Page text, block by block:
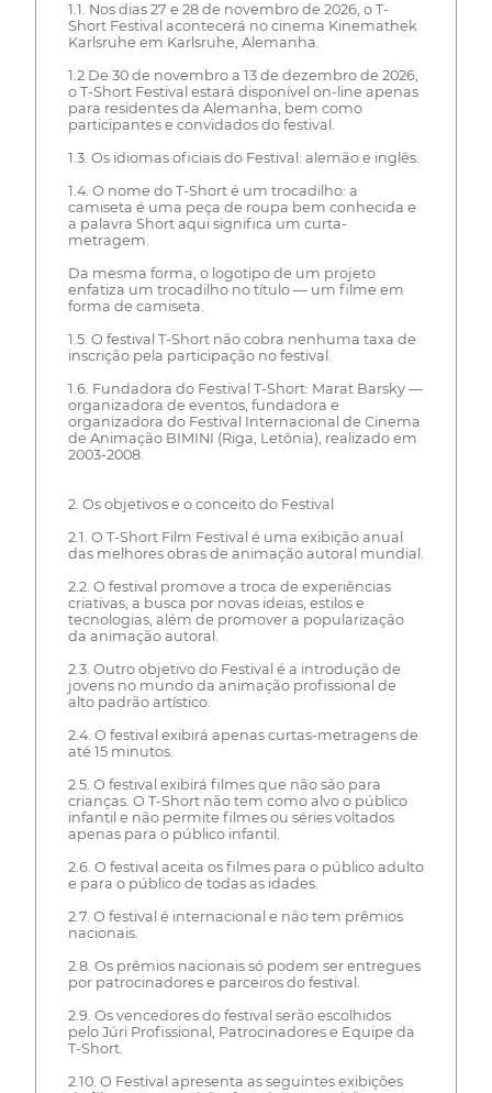
1.1. Nos dias 27 e 28 de novembro de 2026, o T-
Short Festival acontecerá no cinema Kinemathek
Karlsruhe em Karlsruhe, Alemanha.
1.2 De 30 de novembro a 13 de dezembro de 2026,
o T-Short Festival estará disponível on-line apenas
para residentes da Alemanha, bem como
participantes e convidados do festival.
1.3. Os idiomas oficiais do Festival: alemão e inglês.
1.4. O nome do T-Short é um trocadilho: a
camiseta é uma peça de roupa bem conhecida e
a palavra Short aqui significa um curta-
metragem.
Da mesma forma, o logotipo de um projeto
enfatiza um trocadilho no título — um filme em
forma de camiseta.
1.5. O festival T-Short não cobra nenhuma taxa de
inscrição pela participação no festival.
1.6. Fundadora do Festival T-Short: Marat Barsky —
organizadora de eventos, fundadora e
organizadora do Festival Internacional de Cinema
de Animação BIMINI (Riga, Letônia), realizado em
2003-2008.
2. Os objetivos e o conceito do Festival
2.1. O T-Short Film Festival é uma exibição anual
das melhores obras de animação autoral mundial.
2.2. O festival promove a troca de experiências
criativas, a busca por novas ideias, estilos e
tecnologias, além de promover a popularização
da animação autoral.
2.3. Outro objetivo do Festival é a introdução de
jovens no mundo da animação profissional de
alto padrão artístico.
2.4. O festival exibirá apenas curtas-metragens de
até 15 minutos.
2.5. O festival exibirá filmes que não são para
crianças. O T-Short não tem como alvo o público
infantil e não permite filmes ou séries voltados
apenas para o público infantil.
2.6. O festival aceita os filmes para o público adulto
e para o público de todas as idades.
2.7. O festival é internacional e não tem prêmios
nacionais.
2.8. Os prêmios nacionais só podem ser entregues
por patrocinadores e parceiros do festival.
2.9. Os vencedores do festival serão escolhidos
pelo Júri Profissional, Patrocinadores e Equipe da
T-Short.
2.10. O Festival apresenta as seguintes exibições